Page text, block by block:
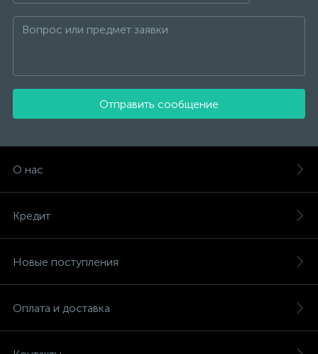
Отправить сообщение
О нас
Кредит
Новые поступления
Оплата и доставка